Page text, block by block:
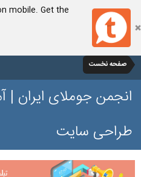
mobile. Get the
صفحه نخست
انجمن جوملای ایران |
طراحی سایت